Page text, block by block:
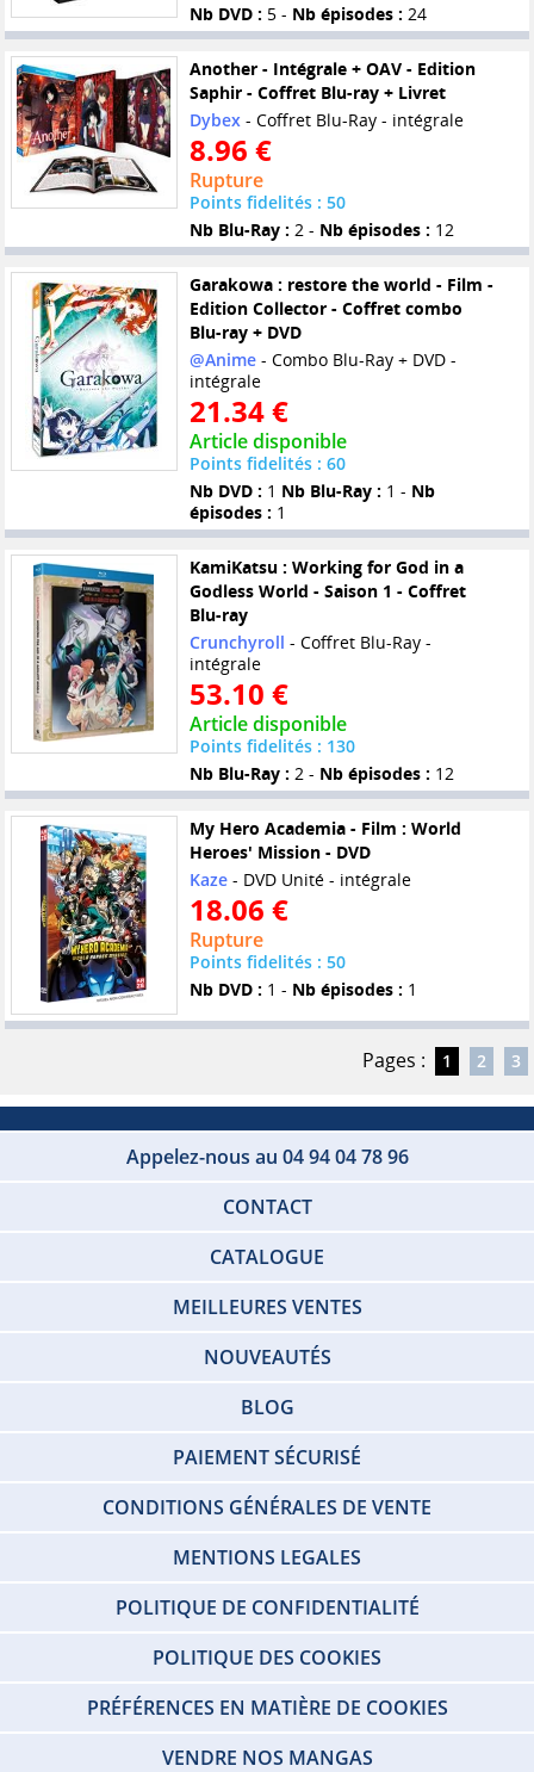
Nb DVD : 5 - Nb épisodes : 24
Another - Intégrale + OAV - Edition
Saphir - Coffret Blu-ray + Livret
Dybex- Coffret Blu-Ray - intégrale
8.96 €
Rupture
Points fidelités : 50
Nb Blu-Ray : 2 - Nb épisodes : 12
Garakowa : restore the world - Film -
Edition Collector - Coffret combo
Blu-ray + DVD
@Anime- Combo Blu-Ray + DVD -
intégrale
21.34 €
Article disponible
Points fidelités : 60
Nb DVD : 1 Nb Blu-Ray : 1 - Nb
épisodes : 1
KamiKatsu : Working for God in a
Godless World - Saison 1 - Coffret
Blu-ray
Crunchyroll - Coffret Blu-Ray -
intégrale
53.10 €
Article disponible
Points fidelités : 130
Nb Blu-Ray : 2 - Nb épisodes : 12
My Hero Academia - Film : World
Heroes' Mission - DVD
Kaze- DVD Unité - intégrale
18.06 €
Rupture
Points fidelités : 50
Nb DVD : 1 - Nb épisodes : 1
Pages : 1 2 3
Appelez-nous au 04 94 04 78 96
CONTACT
CATALOGUE
MEILLEURES VENTES
NOUVEAUTÉS
BLOG
PAIEMENT SÉCURISÉ
CONDITIONS GÉNÉRALES DE VENTE
MENTIONS LEGALES
POLITIQUE DE CONFIDENTIALITÉ
POLITIQUE DES COOKIES
PRÉFÉRENCES EN MATIÈRE DE COOKIES
VENDRE NOS MANGAS